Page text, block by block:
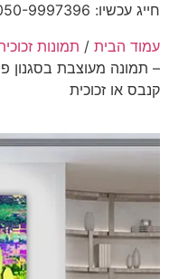
חייג עכשיו: 050-9997396
עמוד הבית / תמונות
– תמונה מעוצבת בסגנון
קנבס או זכוכית